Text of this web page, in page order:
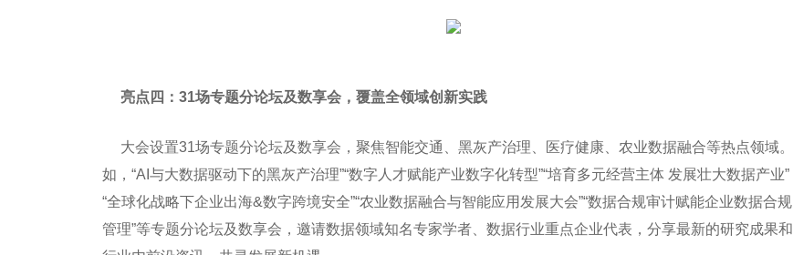
亮点四：31场专题分论坛及数享会 ，覆盖全领域创新实践
大会设置31场专题分论坛及数享会，聚焦智能交通、黑灰产治理、医疗健康、农业数据融合等热点领域。
如，“AI与大数据驱动下的黑灰产治理”“数字人才赋能产业数字化转型”“培育多元经营主体 发展壮大数据产业”
“全球化战略下企业出海&数字跨境安全”“农业数据融合与智能应用发展大会”“数据合规审计赋能企业数据合规
管理”等专题分论坛及数享会，邀请数据领域知名专家学者、数据行业重点企业代表，分享最新的研究成果和